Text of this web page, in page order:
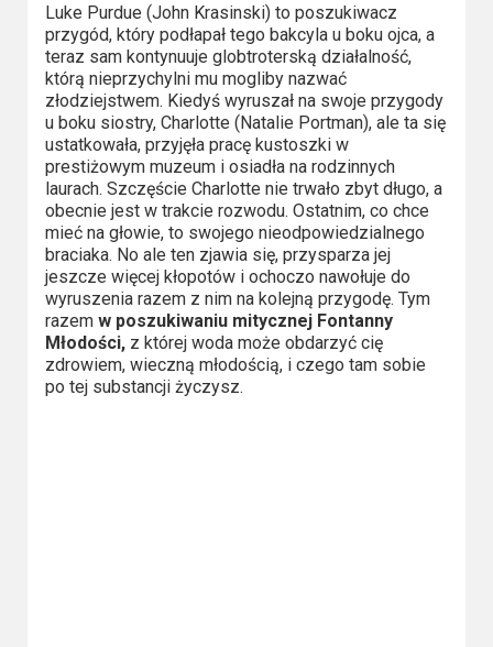
Streaming
Amazon
Prime
Video
Apple
TV
+
Disney+
HBO
Max
Luke Purdue (John Krasinski) to poszukiwacz
przygód, który podłapał tego bakcyla u boku ojca, a
teraz sam kontynuuje globtroterską działalność,
którą nieprzychylni mu mogliby nazwać
złodziejstwem. Kiedyś wyruszał na swoje przygody
u boku siostry, Charlotte (Natalie Portman), ale ta się
ustatkowała, przyjęła pracę kustoszki w
prestiżowym muzeum i osiadła na rodzinnych
laurach. Szczęście Charlotte nie trwało zbyt długo, a
obecnie jest w trakcie rozwodu. Ostatnim, co chce
mieć na głowie, to swojego nieodpowiedzialnego
braciaka. No ale ten zjawia się, przysparza jej
jeszcze więcej kłopotów i ochoczo nawołuje do
wyruszenia razem z nim na kolejną przygodę. Tym
razem w poszukiwaniu mitycznej Fontanny
Młodości,z której woda może obdarzyć cię
zdrowiem, wieczną młodością, i czego tam sobie
po tej substancji życzysz.